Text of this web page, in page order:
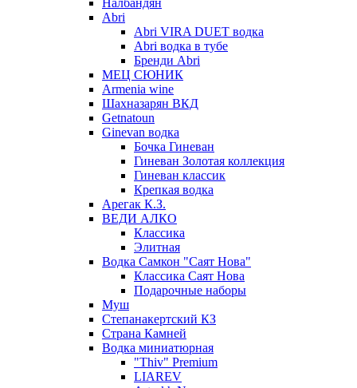
Налбандян
Abri
Abri VIRA DUET водка
Abri водка в тубе
Бренди Abri
МЕЦ СЮНИК
Armenia wine
Шахназарян ВКД
Getnatoun
Ginevan водка
Бочка Гиневан
Гиневан Золотая коллекция
Гиневан классик
Крепкая водка
Арегак К.З.
ВЕДИ АЛКО
Классика
Элитная
Водка Самкон "Саят Нова"
Классика Саят Нова
Подарочные наборы
Муш
Степанакертский КЗ
Страна Камней
Водка миниатюрная
"Thiv" Premium
LIAREV